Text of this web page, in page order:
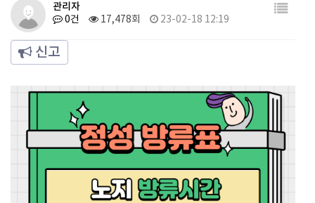
관리자
0건 17,478회 23-02-18 12:19
신고